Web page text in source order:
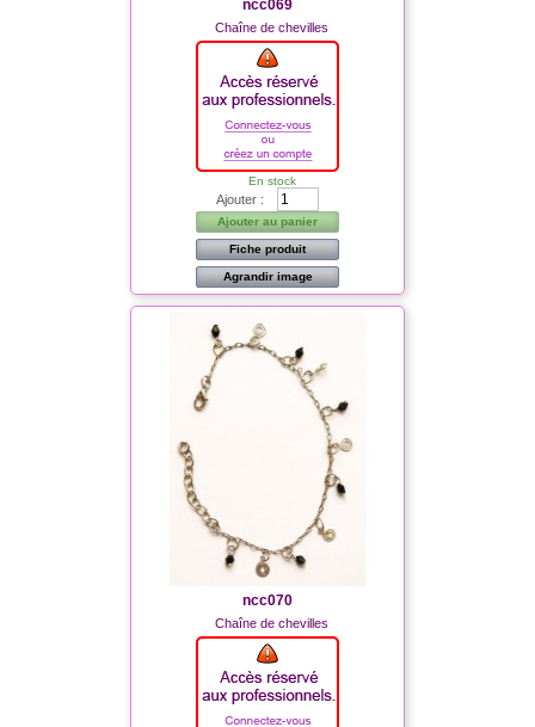
ncc069
Chaîne de chevilles
En stock
Ajouter :
Ajouter au panier
Fiche produit
Agrandir image
ncc070
Chaîne de chevilles